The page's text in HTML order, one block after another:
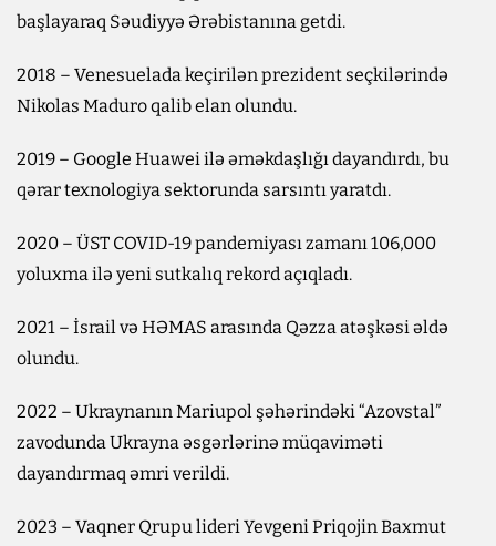
başlayaraq Səudiyyə Ərəbistanına getdi.
2018 – Venesuelada keçirilən prezident seçkilərində
Nikolas Maduro qalib elan olundu.
2019 – Google Huawei ilə əməkdaşlığı dayandırdı, bu
qərar texnologiya sektorunda sarsıntı yaratdı.
2020 – ÜST COVID-19 pandemiyası zamanı 106,000
yoluxma ilə yeni sutkalıq rekord açıqladı.
2021 – İsrail və HƏMAS arasında Qəzza atəşkəsi əldə
olundu.
2022 – Ukraynanın Mariupol şəhərindəki “Azovstal”
zavodunda Ukrayna əsgərlərinə müqaviməti
dayandırmaq əmri verildi.
2023 – Vaqner Qrupu lideri Yevgeni Priqojin Baxmut